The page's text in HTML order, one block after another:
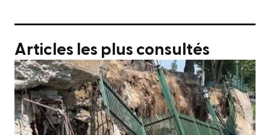
Articles les plus consultés